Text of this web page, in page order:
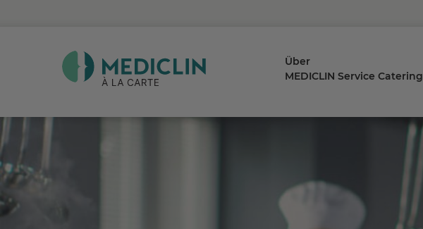
Über
MEDICLIN Service Catering